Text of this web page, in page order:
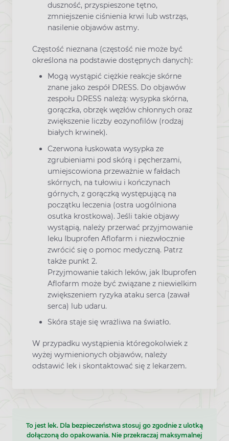
duszność, przyspieszone tętno,
zmniejszenie ciśnienia krwi lub wstrząs,
nasilenie objawów astmy.
Częstość nieznana (częstość nie może być
określona na podstawie dostępnych danych):
Mogą wystąpić ciężkie reakcje skórne
znane jako zespół DRESS. Do objawów
zespołu DRESS należą: wysypka skórna,
gorączka, obrzęk węzłów chłonnych oraz
zwiększenie liczby eozynofilów (rodzaj
białych krwinek).
Czerwona łuskowata wysypka ze
zgrubieniami pod skórą i pęcherzami,
umiejscowiona przeważnie w fałdach
skórnych, na tułowiu i kończynach
górnych, z gorączką występującą na
początku leczenia (ostra uogólniona
osutka krostkowa). Jeśli takie objawy
wystąpią, należy przerwać przyjmowanie
leku Ibuprofen Aflofarm i niezwłocznie
zwrócić się o pomoc medyczną. Patrz
także punkt 2.
Przyjmowanie takich leków, jak Ibuprofen
Aflofarm może być związane z niewielkim
zwiększeniem ryzyka ataku serca (zawał
serca) lub udaru.
Skóra staje się wrażliwa na światło.
W przypadku wystąpienia któregokolwiek z
wyżej wymienionych objawów, należy
odstawić lek i skontaktować się z lekarzem.
To jest lek. Dla bezpieczeństwa stosuj go zgodnie z ulotką
dołączoną do opakowania. Nie przekraczaj maksymalnej